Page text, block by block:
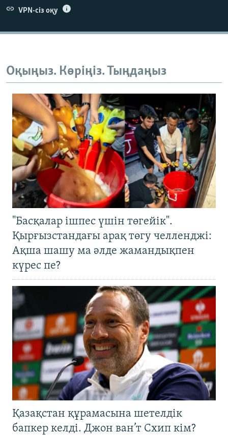
VPN-сіз оқу
Оқыңыз. Көріңіз. Тыңдаңыз
"Басқалар ішпес үшін төгейік".
Қырғызстандағы арақ төгу челленджі:
Ақша шашу ма әлде жамандықпен
күрес пе?
Қазақстан құрамасына шетелдік
бапкер келді. Джон ван’т Схип кім?